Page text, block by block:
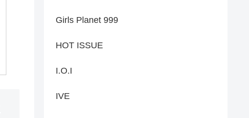
Girls Planet 999
HOT ISSUE
I.O.I
IVE